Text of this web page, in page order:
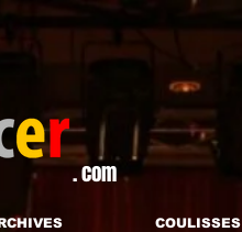
. com
COULISSES